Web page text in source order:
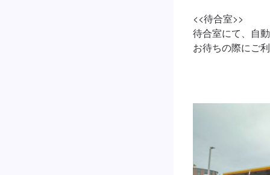
<<待合室>>
待合室にて、自
お待ちの際にご